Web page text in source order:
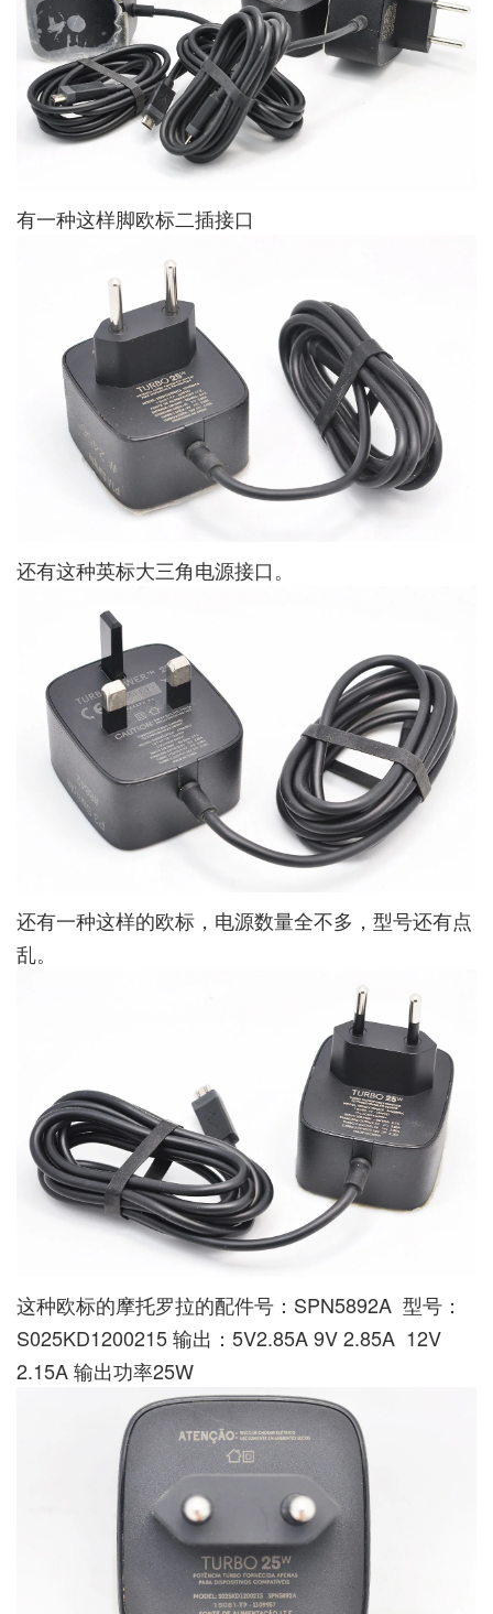
有一种这样脚欧标二插接口
还有这种英标大三角电源接口。
还有一种这样的欧标，电源数量全不多，型号还有点
乱。
这种欧标的摩托罗拉的配件号：SPN5892A 型号：
S025KD1200215 输出：5V2.85A 9V 2.85A 12V
2.15A 输出功率25W